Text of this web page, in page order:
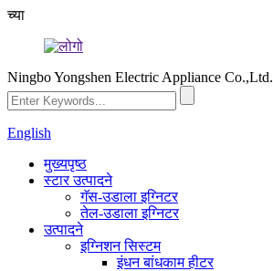
च्या
Ningbo Yongshen Electric Appliance Co.,Ltd.
English
मुख्यपृष्ठ
स्टार उत्पादने
गॅस-उडाला इग्निटर
तेल-उडाला इग्निटर
उत्पादने
इग्निशन सिस्टम
इंधन बांधकाम हीटर